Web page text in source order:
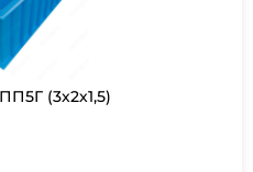
(3х2х1,5)